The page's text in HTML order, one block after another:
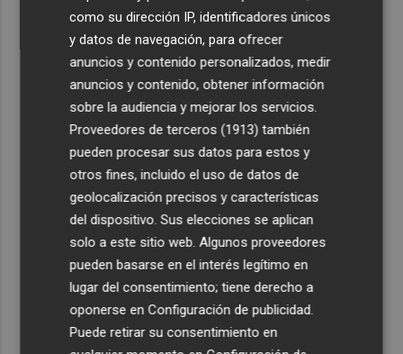
como su dirección IP, identificadores únicos
y datos de navegación, para ofrecer
anuncios y contenido personalizados, medir
anuncios y contenido, obtener información
sobre la audiencia y mejorar los servicios.
Proveedores de terceros (1913) también
pueden procesar sus datos para estos y
otros fines, incluido el uso de datos de
geolocalización precisos y características
del dispositivo. Sus elecciones se aplican
solo a este sitio web. Algunos proveedores
pueden basarse en el interés legítimo en
lugar del consentimiento; tiene derecho a
oponerse enConfiguración de publicidad.
Puede retirar su consentimiento en